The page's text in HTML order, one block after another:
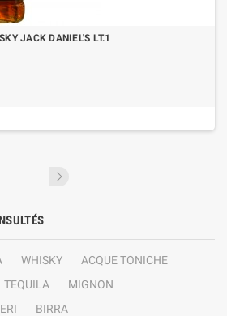
JACK DANIEL'S LT.1
WHISKY
ACQUE TONICHE
TEQUILA
MIGNON
BIRRA